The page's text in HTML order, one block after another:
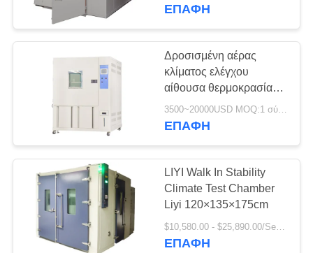
ΕΠΑΦΉ
Δροσισμένη αέρας
κλίματος ελέγχου
αίθουσα θερμοκρασίας
αιθουσών 1000L
σταθερή
3500~20000USD MOQ:1 σύνολο
ΕΠΑΦΉ
LIYI Walk In Stability
Climate Test Chamber
Liyi 120×135×175cm
ΕΠΑΦΉ